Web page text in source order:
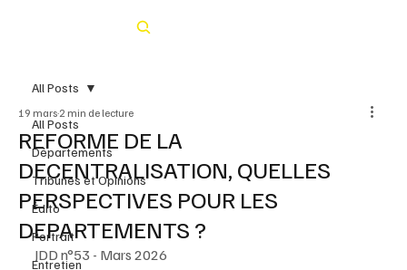
All Posts
Départements
Tribunes et Opinions
Édito
Portrait
Entretien
All Posts
REFORME DE LA
DECENTRALISATION, QUELLES
PERSPECTIVES POUR LES
DEPARTEMENTS ?
19 mars 2 min de lecture
JDD n°53 - Mars 2026